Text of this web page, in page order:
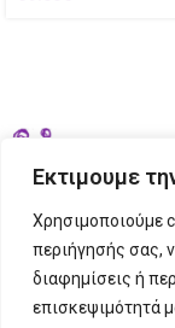
Εκτιμουμε
Χρησιμοποιούμε
περιήγησής σας,
διαφημίσεις ή
επισκεψιμότητά
ΣΤΟΙΧΕΙΑ